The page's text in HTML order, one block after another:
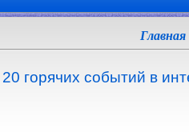
Главная
20 горячих событий в